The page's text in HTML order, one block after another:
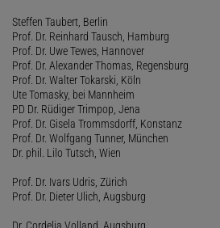
Steffen Taubert, Berlin
Prof. Dr. Reinhard Tausch, Hamburg
Prof. Dr. Uwe Tewes, Hannover
Prof. Dr. Alexander Thomas, Regensburg
Prof. Dr. Walter Tokarski, Köln
Ute Tomasky, bei Mannheim
PD Dr. Rüdiger Trimpop, Jena
Prof. Dr. Gisela Trommsdorff, Konstanz
Prof. Dr. Wolfgang Tunner, München
Dr. phil. Lilo Tutsch, Wien
Prof. Dr. Ivars Udris, Zürich
Prof. Dr. Dieter Ulich, Augsburg
Dr. Cordelia Volland, Augsburg